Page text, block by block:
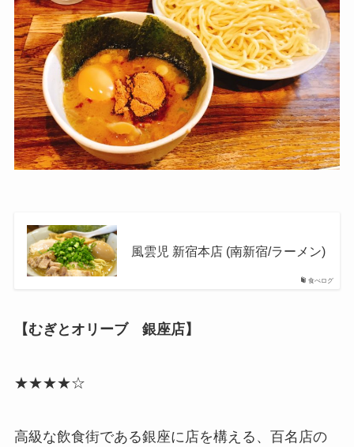
食べログ
風雲児 新宿本店 (南新宿/ラーメン)
【むぎとオリーブ 銀座店】
★★★★☆
高級な飲食街である銀座に店を構える、百名店の